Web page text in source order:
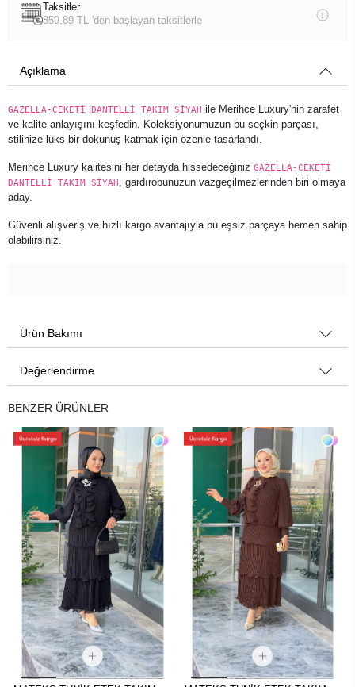
Taksitler
859,89 TL 'den başlayan taksitlerle
Açıklama
GAZELLA-CEKETİ DANTELLİ TAKIM SİYAH ile Merihce Luxury'nin zarafet
ve kalite anlayışını keşfedin. Koleksiyonumuzun bu seçkin parçası,
stilinize lüks bir dokunuş katmak için özenle tasarlandı.
Merihce Luxury kalitesini her detayda hissedeceğiniz GAZELLA-CEKETİ
DANTELLİ TAKIM SİYAH, gardırobunuzun vazgeçilmezlerinden biri olmaya
aday.
Güvenli alışveriş ve hızlı kargo avantajıyla bu eşsiz parçaya hemen sahip
olabilirsiniz.
Ürün Bakımı
Değerlendirme
BENZER ÜRÜNLER